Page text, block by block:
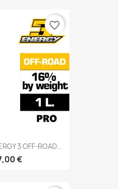
3 OFF-ROAD...
€
favorite_border